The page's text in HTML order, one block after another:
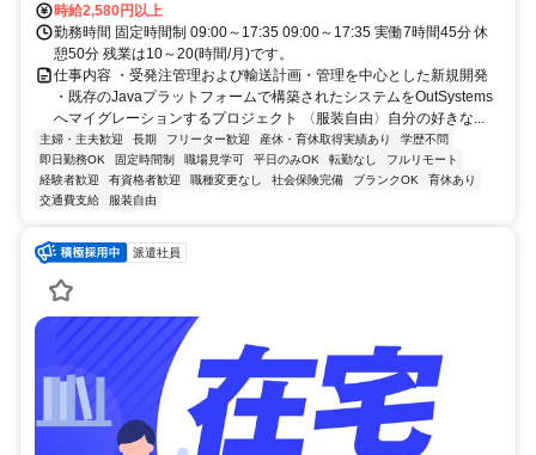
時給2,580円以上
勤務時間 固定時間制 09:00～17:35 09:00～17:35 実働7時間45分 休
憩50分 残業は10～20(時間/月)です。
仕事内容 ・受発注管理および輸送計画・管理を中心とした新規開発
・既存のJavaプラットフォームで構築されたシステムをOutSystems
へマイグレーションするプロジェクト 〈服装自由〉自分の好きな...
主婦・主夫歓迎 長期 フリーター歓迎 産休・育休取得実績あり
学歴不問
即日勤務OK
固定時間制 職場見学可 平日のみOK 転勤なし
フルリモート
経験者歓迎
有資格者歓迎 職種変更なし 社会保険完備 ブランクOK
育休あり
交通費支給
服装自由
派遣社員